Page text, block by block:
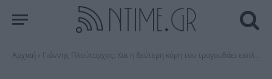
Αρχική Γιάννης Πλούταρχος: Και η δεύτερη κόρη του τραγουδάει εκπληκτικά – Το βίντεο που έχει σαρώσει